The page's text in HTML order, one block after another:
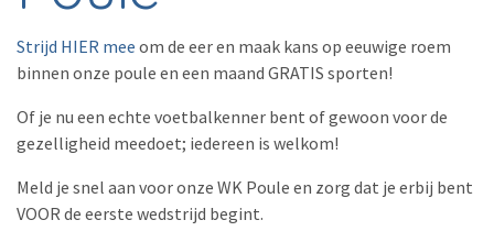
Strijd HIER mee om de eer en maak kans op eeuwige roem
binnen onze poule en een maand GRATIS sporten!
Of je nu een echte voetbalkenner bent of gewoon voor de
gezelligheid meedoet; iedereen is welkom!
Meld je snel aan voor onze WK Poule en zorg dat je erbij bent
VOOR de eerste wedstrijd begint.